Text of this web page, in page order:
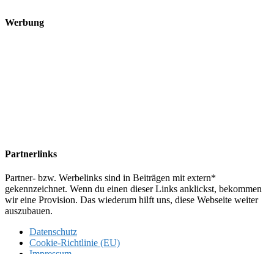
Werbung
Partnerlinks
Partner- bzw. Werbelinks sind in Beiträgen mit extern*
gekennzeichnet. Wenn du einen dieser Links anklickst, bekommen
wir eine Provision. Das wiederum hilft uns, diese Webseite weiter
auszubauen.
Datenschutz
Cookie-Richtlinie (EU)